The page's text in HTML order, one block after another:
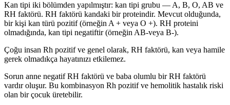
Kan tipi iki bölümden yapılmıştır: kan tipi grubu — A, B, O, AB ve
RH faktörü. RH faktörü kandaki bir proteindir. Mevcut olduğunda,
bir kişi kan türü pozitif (örneğin A + veya O +). RH proteini
olmadığında, kan tipi negatiftir (örneğin AB-veya B-).
Çoğu insan Rh pozitif ve genel olarak, RH faktörü, kan veya hamile
gerek olmadıkça hayatınızı etkilemez.
Sorun anne negatif RH faktörü ve baba olumlu bir RH faktörü
vardır oluşur. Bu kombinasyon Rh pozitif ve hemolitik hastalık riski
olan bir çocuk üretebilir.